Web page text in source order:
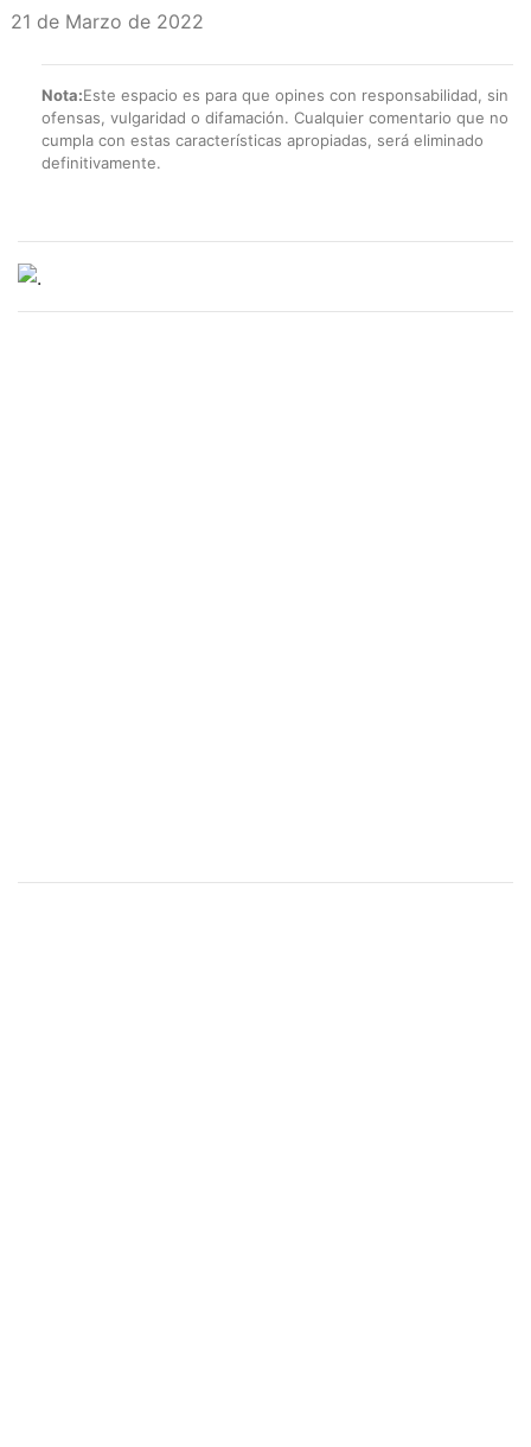
21 de Marzo de 2022
Nota:Este espacio es para que opines con responsabilidad, sin
ofensas, vulgaridad o difamación. Cualquier comentario que no
cumpla con estas características apropiadas, será eliminado
definitivamente.